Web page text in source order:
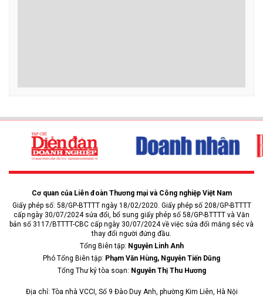
Cơ quan của Liên đoàn Thương mại và Công nghiệp Việt Nam
Giấy phép số: 58/GP-BTTTT ngày 18/02/2020. Giấy phép số 208/GP-BTTTT
cấp ngày 30/07/2024 sửa đổi, bổ sung giấy phép số 58/GP-BTTTT và Văn
bản số 3117/BTTTT-CBC cấp ngày 30/07/2024 về việc sửa đổi măng séc và
thay đổi người đứng đầu.
Tổng Biên tập: Nguyễn Linh Anh
Phó Tổng Biên tập: Phạm Văn Hùng, Nguyễn Tiến Dũng
Tổng Thư ký tòa soạn: Nguyễn Thị Thu Hương
Địa chỉ: Tòa nhà VCCI, Số 9 Đào Duy Anh, phường Kim Liên, Hà Nội